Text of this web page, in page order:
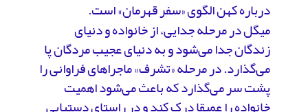
درباره کهن الگوی «سفر قهرمان» است.
میگل در مرحله‌ جدایی، از خانواده و دنیای
زندگان جدا می‌شود و به دنیای عجیب مردگان پا
می‌گذارد. در مرحله‌ «تشرف» ماجراهای فراوانی را
پشت سر می‌گذارد که باعث می‌شود اهمیت